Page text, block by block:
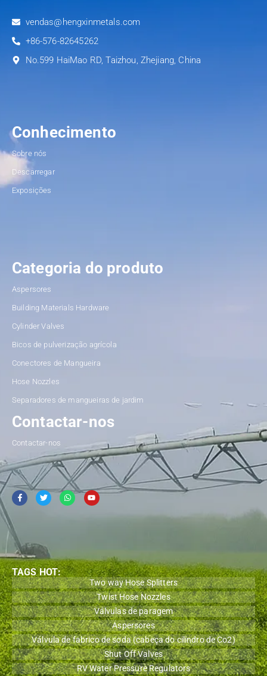
vendas@hengxinmetals.com
+86-576-82645262
No.599 HaiMao RD, Taizhou, Zhejiang, China
Conhecimento
Sobre nós
Descarregar
Exposições
Categoria do produto
Aspersores
Building Materials Hardware
Cylinder Valves
Bicos de pulverização agrícola
Conectores de Mangueira
Hose Nozzles
Separadores de mangueiras de jardim
Contactar-nos
Contactar-nos
TAGS HOT:
Two way Hose Splitters
Twist Hose Nozzles
Válvulas de paragem
Aspersores
Válvula de fabrico de soda (cabeça do cilindro de Co2)
Shut Off Valves
RV Water Pressure Regulators